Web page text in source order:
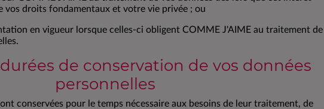
vos droits fondamentaux et votre vie privée ; ou
en vigueur lorsque celles-ci obligent COMME J'AIME au traitement de
de conservation de vos données
personnelles
conservées pour le temps nécessaire aux besoins de leur traitement, de